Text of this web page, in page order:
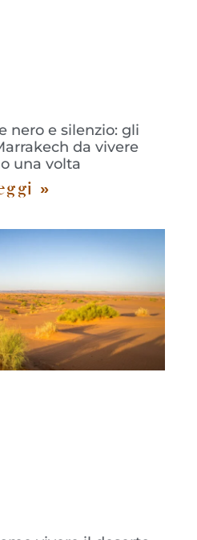
nero e silenzio: gli
da vivere
una volta
»